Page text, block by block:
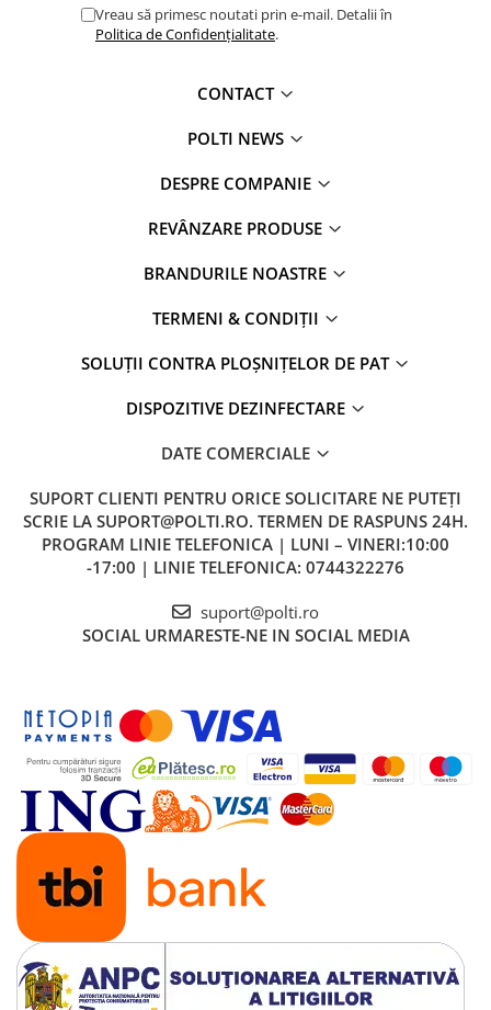
Vreau să primesc noutati prin e-mail. Detalii în
Politica de Confidențialitate.
CONTACT
POLTI NEWS
DESPRE COMPANIE
REVÂNZARE PRODUSE
BRANDURILE NOASTRE
TERMENI & CONDIȚII
SOLUȚII CONTRA PLOȘNIȚELOR DE PAT
DISPOZITIVE DEZINFECTARE
DATE COMERCIALE
SUPORT CLIENTI PENTRU ORICE SOLICITARE NE PUTEȚI
SCRIE LA SUPORT@POLTI.RO. TERMEN DE RASPUNS 24H.
PROGRAM LINIE TELEFONICA | LUNI – VINERI:10:00
-17:00 | LINIE TELEFONICA: 0744322276
suport@polti.ro
SOCIAL URMARESTE-NE IN SOCIAL MEDIA